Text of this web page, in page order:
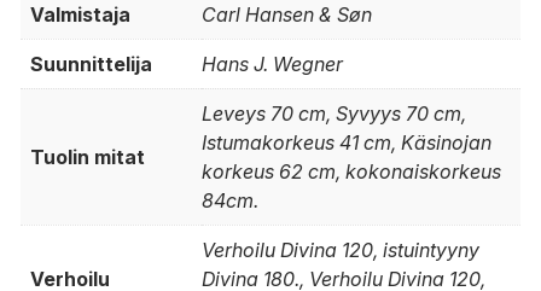
Valmistaja Carl Hansen & Søn
Suunnittelija Hans J. Wegner
Tuolin mitat
Leveys 70 cm, Syvyys 70 cm,
Istumakorkeus 41 cm, Käsinojan
korkeus 62 cm, kokonaiskorkeus
84cm.
Verhoilu
Verhoilu Divina 120, istuintyyny
Divina 180., Verhoilu Divina 120,